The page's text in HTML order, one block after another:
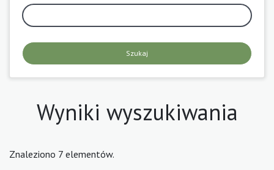
Szukaj
Wyniki wyszukiwania
Znaleziono 7 elementów.